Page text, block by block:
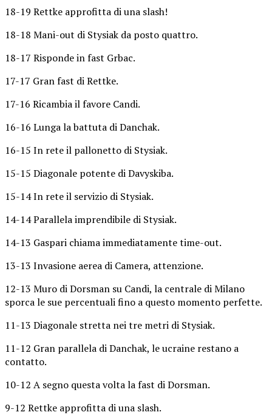
18-19 Rettke approfitta di una slash!
18-18 Mani-out di Stysiak da posto quattro.
18-17 Risponde in fast Grbac.
17-17 Gran fast di Rettke.
17-16 Ricambia il favore Candi.
16-16 Lunga la battuta di Danchak.
16-15 In rete il pallonetto di Stysiak.
15-15 Diagonale potente di Davyskiba.
15-14 In rete il servizio di Stysiak.
14-14 Parallela imprendibile di Stysiak.
14-13 Gaspari chiama immediatamente time-out.
13-13 Invasione aerea di Camera, attenzione.
12-13 Muro di Dorsman su Candi, la centrale di Milano
sporca le sue percentuali fino a questo momento perfette.
11-13 Diagonale stretta nei tre metri di Stysiak.
11-12 Gran parallela di Danchak, le ucraine restano a
contatto.
10-12 A segno questa volta la fast di Dorsman.
9-12 Rettke approfitta di una slash.